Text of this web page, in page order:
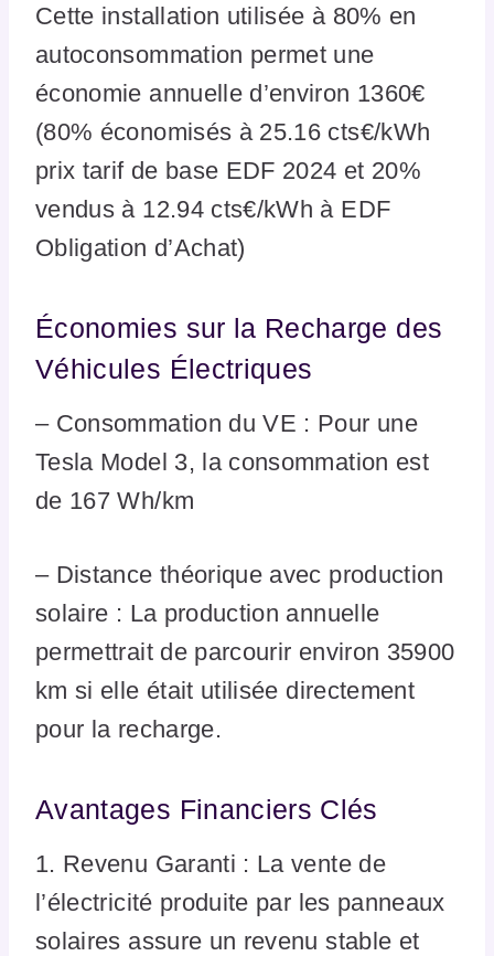
Cette installation utilisée à 80% en
autoconsommation permet une
économie annuelle d’environ 1360€
(80% économisés à 25.16 cts€/kWh
prix tarif de base EDF 2024 et 20%
vendus à 12.94 cts€/kWh à EDF
Obligation d’Achat)
Économies sur la Recharge des
Véhicules Électriques
– Consommation du VE : Pour une
Tesla Model 3, la consommation est
de 167 Wh/km
– Distance théorique avec production
solaire : La production annuelle
permettrait de parcourir environ 35900
km si elle était utilisée directement
pour la recharge.
Avantages Financiers Clés
1. Revenu Garanti : La vente de
l’électricité produite par les panneaux
solaires assure un revenu stable et